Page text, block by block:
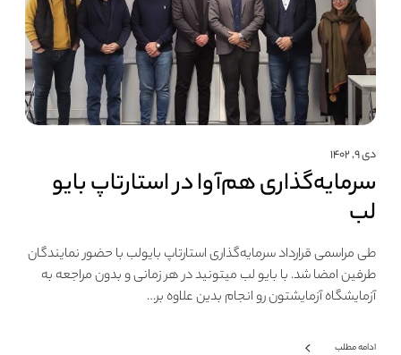
دی ۹, ۱۴۰۲
سرمایه‌گذاری هم‌آوا در استارتاپ بایو
لب
طی مراسمی قرارداد سرمایه‌گذاری استارتاپ بایولب با حضور نمایندگان
طرفین امضا شد. با بایو لب میتونید در هر زمانی و بدون مراجعه به
آزمایشگاه آزمایشتون رو انجام بدین علاوه بر…
ادامه مطلب